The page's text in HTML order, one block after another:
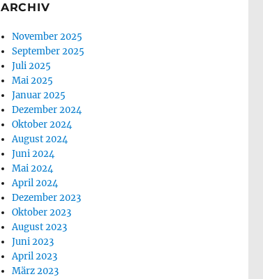
ARCHIV
November 2025
September 2025
Juli 2025
Mai 2025
Januar 2025
Dezember 2024
Oktober 2024
August 2024
Juni 2024
Mai 2024
April 2024
Dezember 2023
Oktober 2023
August 2023
Juni 2023
April 2023
März 2023